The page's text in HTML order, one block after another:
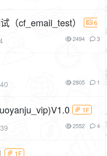
（cf_email_test）
6
2494 3
2805 1
1F
2552 4
1F